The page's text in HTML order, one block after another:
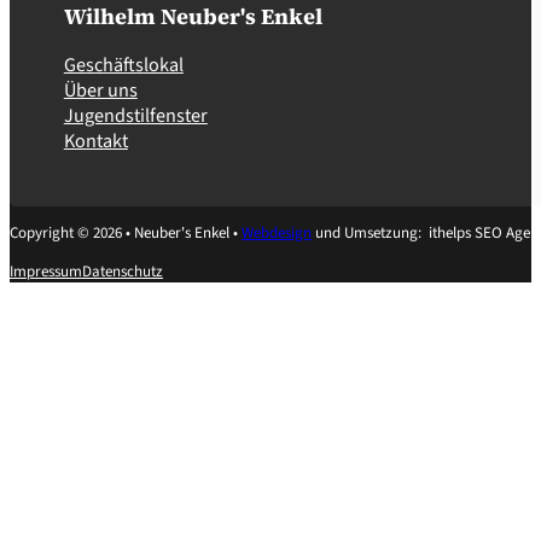
Wilhelm Neuber's Enkel
Geschäftslokal
Über uns
Jugendstilfenster
Kontakt
Copyright © 2026 • Neuber's Enkel •Webdesign und Umsetzung: ithelps SEO
ImpressumDatenschutz